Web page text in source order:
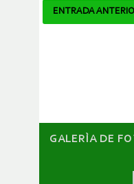
ENTRADA
GALERÌA DE